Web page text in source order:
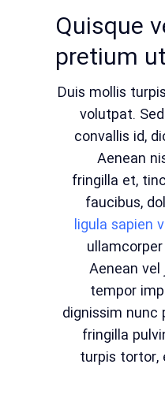
Quisque
pretium
Duis mollis
volutpat.
convallis id,
Aenean
fringilla et,
faucibus,
ligula sapien
Aenean
tempor
dignissim
fringilla
turpis tortor,